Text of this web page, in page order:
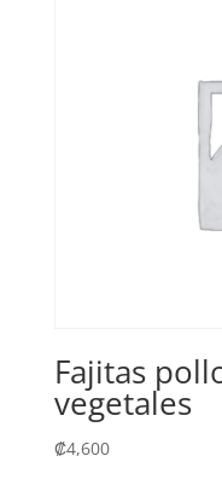
Fajitas
vegetales
₡4,600